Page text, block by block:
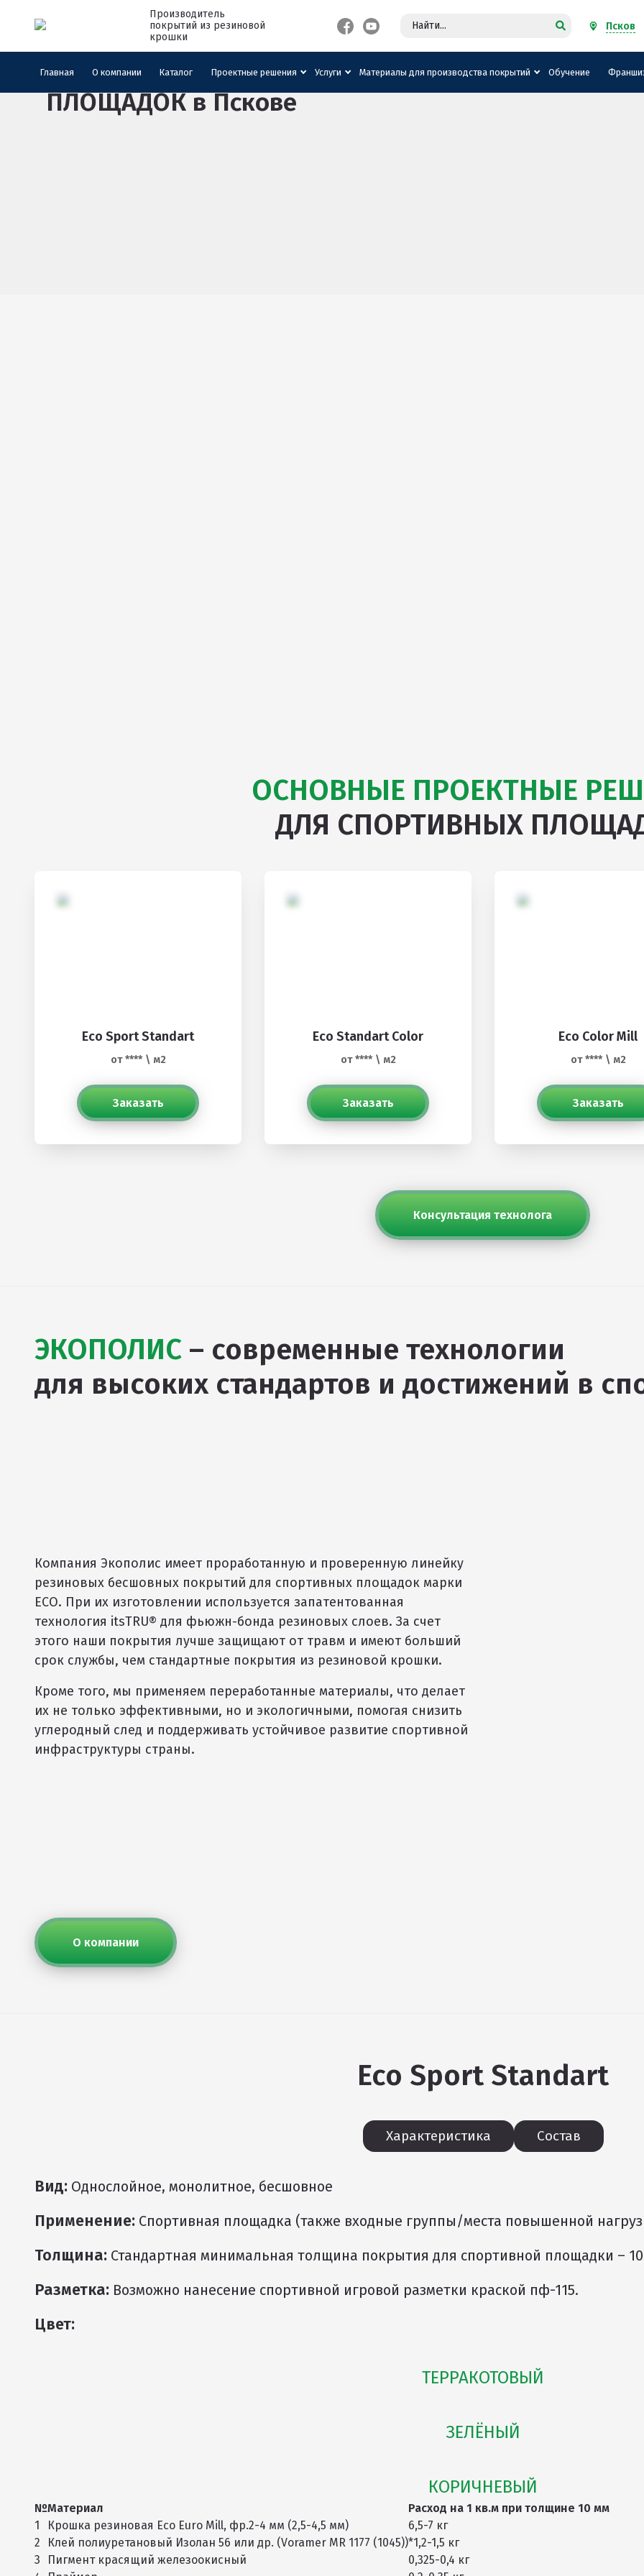
Производитель
покрытий из резиновой
крошки
Псков
Главная О компании Каталог Проектные решения Услуги Материалы для производства покрытий Обучение
ПРОЕКТНЫЕ РЕШЕНИЯ СПОРТИВНЫХ
ПЛОЩАДОКв Пскове
ОСНОВНЫЕ ПРОЕКТНЫЕ
ДЛЯ СПОРТИВНЫХ
Eco Sport Standart
от **** \ м2
Заказать
Eco Standart Color
от **** \ м2
Заказать
Eco Color Mill
от **** \ м2
Заказать
Консультация технолога
ЭКОПОЛИС – современные технологии
для высоких стандартов и достижений в
Компания Экополис имеет проработанную и проверенную линейку
резиновых бесшовных покрытий для спортивных площадок марки
ECO. При их изготовлении используется запатентованная
технология itsTRU® для фьюжн-бонда резиновых слоев. За счет
этого наши покрытия лучше защищают от травм и имеют больший
срок службы, чем стандартные покрытия из резиновой крошки.
Кроме того, мы применяем переработанные материалы, что делает
их не только эффективными, но и экологичными, помогая снизить
углеродный след и поддерживать устойчивое развитие спортивной
инфраструктуры страны.
О компании
Eco Sport Standart
Характеристика Состав
Вид: Однослойное, монолитное, бесшовное
Применение: Спортивная площадка (также входные группы/места повышенной
Толщина: Стандартная минимальная толщина покрытия для спортивной площадки –
Разметка: Возможно нанесение спортивной игровой разметки краской пф-115.
Цвет:
ТЕРРАКОТОВЫЙ
ЗЕЛЁНЫЙ
КОРИЧНЕВЫЙ
№Материал
Расход на 1 кв.м при толщине 10 мм
1
Крошка резиновая Eco Euro Mill, фр.2-4 мм (2,5-4,5 мм)
6,5-7 кг
2
Клей полиуретановый Изолан 56 или др. (Voramer MR 1177 (1045))*1,2-1,5 кг
3
Пигмент красящий железоокисный
0,325-0,4 кг